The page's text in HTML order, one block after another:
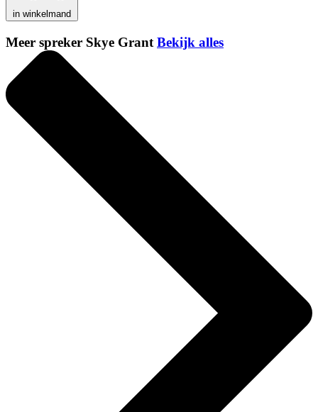
in winkelmand
Meer spreker Skye Grant Bekijk alles